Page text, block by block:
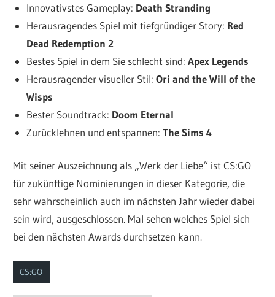
Innovativstes Gameplay: Death Stranding
Herausragendes Spiel mit tiefgründiger Story: Red
Dead Redemption 2
Bestes Spiel in dem Sie schlecht sind: Apex Legends
Herausragender visueller Stil: Ori and the Will of the
Wisps
Bester Soundtrack: Doom Eternal
Zurücklehnen und entspannen: The Sims 4
Mit seiner Auszeichnung als „Werk der Liebe“ ist CS:GO
für zukünftige Nominierungen in dieser Kategorie, die
sehr wahrscheinlich auch im nächsten Jahr wieder dabei
sein wird, ausgeschlossen. Mal sehen welches Spiel sich
bei den nächsten Awards durchsetzen kann.
CS:GO